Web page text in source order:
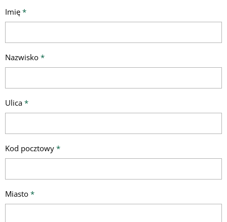
Imię *
Nazwisko *
Ulica *
Kod pocztowy *
Miasto *